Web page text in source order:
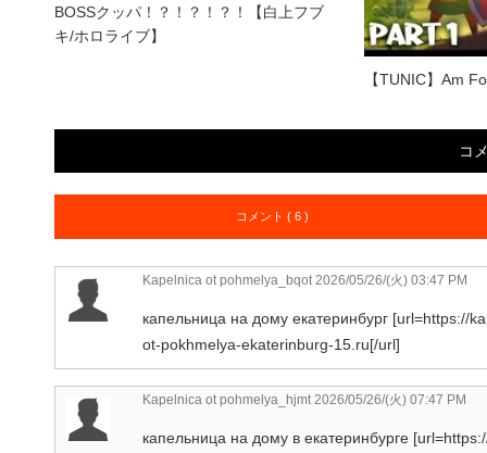
BOSSクッパ！？！？！？！【白上フブ
キ/ホロライブ】
【TUNIC】Am
コ
コメント ( 6 )
Kapelnica ot pohmelya_bqot2026/05/26/(火) 03:47 PM
капельница на дому екатеринбург [url=https://
ot-pokhmelya-ekaterinburg-15.ru[/url]
Kapelnica ot pohmelya_hjmt2026/05/26/(火) 07:47 PM
капельница на дому в екатеринбурге